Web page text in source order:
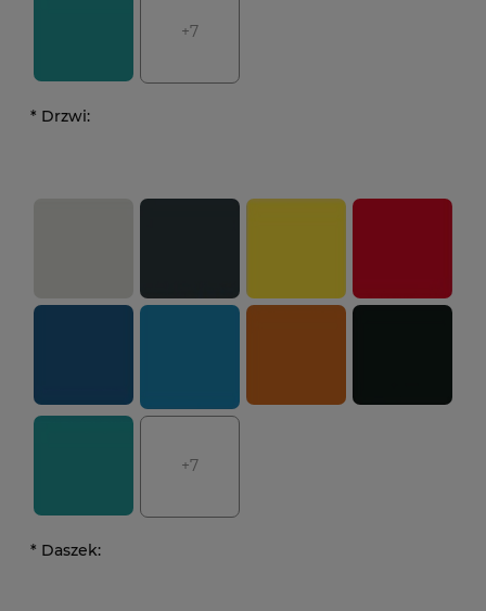
+7
* Drzwi:
+7
* Daszek: